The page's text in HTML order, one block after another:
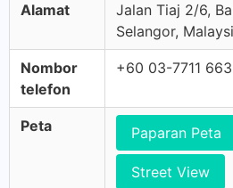
Alamat
Jalan Tiaj 2/6,
Selangor,
Nombor
telefon
+60 03-7711
Peta Paparan Peta
Street View